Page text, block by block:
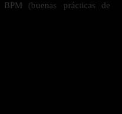
(buenas prácticas de